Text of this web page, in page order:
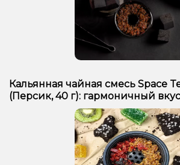
Кальянная чайная смесь Space
(Персик, 40 г): гармоничный вкус